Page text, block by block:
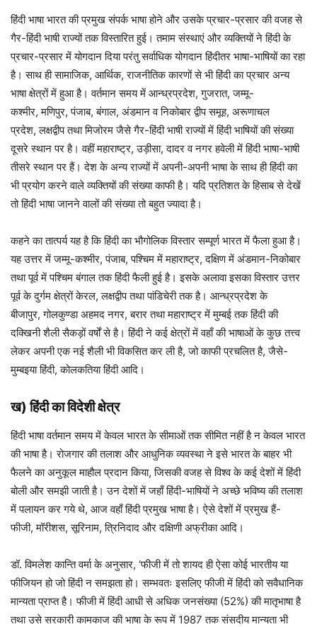
हिंदी भाषा भारत की प्रमुख संपर्क भाषा होने और उसके प्रचार-प्रसार की वजह से
गैर-हिंदी भाषी राज्यों तक विस्तारित हुई। तमाम संस्थाएं और व्यक्तियों ने हिंदी के
प्रचार-प्रसार में योगदान दिया परंतु सर्वाधिक योगदान हिंदीतर भाषा-भाषियों का रहा
है। साथ ही सामाजिक, आर्थिक, राजनीतिक कारणों से भी हिंदी का प्रचार अन्य
भाषा क्षेत्रों में हुआ है। वर्तमान समय में आन्ध्रप्रदेश, गुजरात, जम्मू-
कश्मीर, मणिपुर, पंजाब, बंगाल, अंडमान व निकोबार द्वीप समूह, अरूणाचल
प्रदेश, लक्षद्वीप तथा मिजोरम जैसे गैर-हिंदी भाषी राज्यों में हिंदी भाषियों की संख्या
दूसरे स्थान पर है। वहीं महाराष्ट्र, उड़ीसा, दादर व नगर हवेली में हिंदी भाषा-भाषी
तीसरे स्थान पर हैं। देश के अन्य राज्यों में अपनी-अपनी भाषा के साथ ही हिंदी का
भी प्रयोग करने वाले व्यक्तियों की संख्या काफी है। यदि प्रतिशत के हिसाब से देखें
तो हिंदी भाषा जानने वालों की संख्या तो बहुत ज्यादा है।
कहने का तात्पर्य यह है कि हिंदी का भौगोलिक विस्तार सम्पूर्ण भारत में फैला हुआ है।
यह उत्तर में जम्मू-कश्मीर, पंजाब, पश्चिम में महाराष्ट्र, दक्षिण में अंडमान-निकोबार
तथा पूर्व में पश्चिम बंगाल तक हिंदी फैली हुई है। इसके अलावा इसका विस्तार उत्तर
पूर्व के दुर्गम क्षेत्रों केरल, लक्षद्वीप तथा पांडिचेरी तक है। आन्ध्रप्रदेश के
बीजापुर, गोलकुण्डा अहमद नगर, बरार तथा महाराष्ट्र में मुम्बई तक हिंदी की
दक्खिनी शैली सैकड़ों वर्षों से है। हिंदी ने कई क्षेत्रों में वहाँ की भाषाओं के कुछ तत्त्व
लेकर अपनी एक नई शैली भी विकसित कर ली है, जो काफी प्रचलित है, जैसे-
मुम्बइया हिंदी, कोलकतिया हिंदी आदि।
ख) हिंदी का विदेशी क्षेत्र
हिंदी भाषा वर्तमान समय में केवल भारत के सीमाओं तक सीमित नहीं है न केवल भारत
की भाषा है। रोजगार की तलाश और आधुनिक व्यवस्था ने इसे भारत के बाहर भी
फैलने का अनुकूल माहौल प्रदान किया, जिसकी वजह से विश्व के कई देशों में हिंदी
बोली और समझी जाती है। उन देशों में जहाँ हिंदी-भाषियों ने अच्छे भविष्य की तलाश
में पलायन कर गये थे, आज वहाँ हिंदी प्रमुख भाषा है। ऐसे देशों में प्रमुख हैं-
फीजी, मॉरीशस, सूरिनाम, त्रिनिदाद और दक्षिणी अफ्रीका आदि।
डॉ. विमलेश कान्ति वर्मा के अनुसार, ‘फीजी में तो शायद ही ऐसा कोई भारतीय या
फीजियन हो जो हिंदी न समझता हो। सम्भवतः इसलिए फीजी में हिंदी को सवैधानिक
मान्यता प्राप्त है। फीजी में हिंदी आधी से अधिक जनसंख्या (52%) की मातृभाषा है
तथा उसे सरकारी कामकाज की भाषा के रूप में 1987 तक संसदीय मान्यता भी